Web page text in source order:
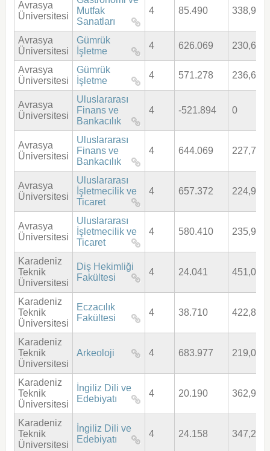
Avrasya
Üniversitesi
Mutfak
Sanatları
4 85.490
Avrasya
Üniversitesi
Gümrük
İşletme
4 626.069
Avrasya
Üniversitesi
Gümrük
İşletme
4 571.278
Avrasya
Üniversitesi
Uluslararası
Finans ve
Bankacılık
4 -521.894 0
Avrasya
Üniversitesi
Uluslararası
Finans ve
Bankacılık
4 644.069
Avrasya
Üniversitesi
Uluslararası
İşletmecilik ve
Ticaret
4 657.372
Avrasya
Üniversitesi
Uluslararası
İşletmecilik ve
Ticaret
4 580.410
Karadeniz
Teknik
Üniversitesi
Diş Hekimliği
Fakültesi
4 24.041
Karadeniz
Teknik
Üniversitesi
Eczacılık
Fakültesi
4 38.710
Karadeniz
Teknik
Üniversitesi
Arkeoloji 4 683.977
Karadeniz
Teknik
Üniversitesi
İngiliz Dili ve
Edebiyatı
4 20.190
Karadeniz
Teknik
Üniversitesi
İngiliz Dili ve
Edebiyatı
4 24.158